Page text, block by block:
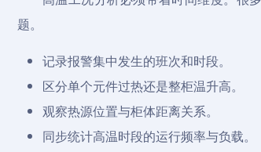
题。
记录报警集中发生的班次和时段。
区分单个元件过热还是整柜温升高。
观察热源位置与柜体距离关系。
同步统计高温时段的运行频率与负载。